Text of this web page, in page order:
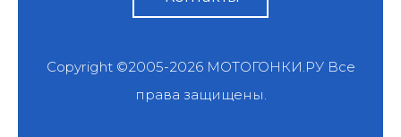
Copyright ©2005-2026 МОТОГОНКИ.РУВсе
права защищены.